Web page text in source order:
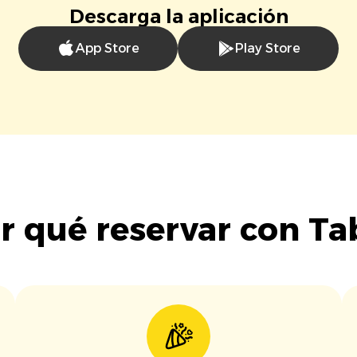
Descarga la aplicación
App Store Play Store
qué reservar con